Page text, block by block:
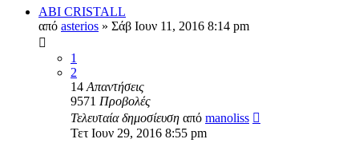
ABI CRISTALL
από asterios » Σάβ Ιουν 11, 2016 8:14 pm
1
2
14 Απαντήσεις
9571 Προβολές
Τελευταία δημοσίευση από manoliss
Τετ Ιουν 29, 2016 8:55 pm